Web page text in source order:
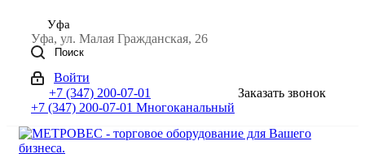
Уфа
Уфа, ул. Малая Гражданская, 26
Поиск
Войти
+7 (347) 200-07-01
+7 (347) 200-07-01 Многоканальный
Заказать звонок